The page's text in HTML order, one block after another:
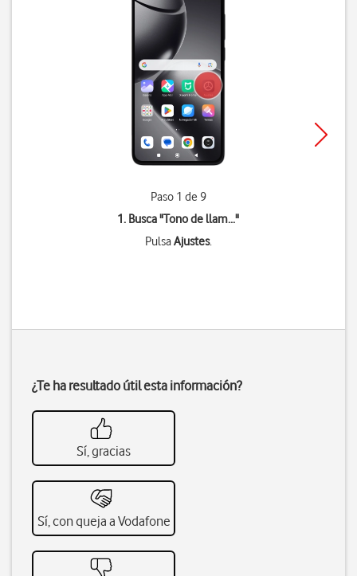
Paso 1 de 9
1. Busca "Tono de llam..."
PulsaAjustes.
¿Te ha resultado útil esta información?
Sí, gracias
Sí, con queja a Vodafone